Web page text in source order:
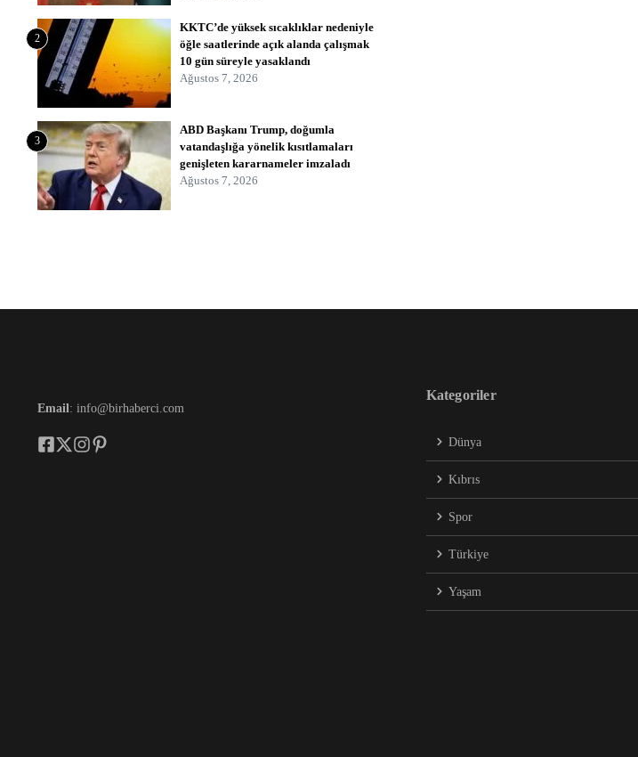
2
KKTC’de yüksek sıcaklıklar nedeniyle
öğle saatlerinde açık alanda çalışmak
10 gün süreyle yasaklandı
Ağustos 7, 2026
3
ABD Başkanı Trump, doğumla
vatandaşlığa yönelik kısıtlamaları
genişleten kararnameler imzaladı
Ağustos 7, 2026
Email : info@birhaberci.com
Kategoriler
Dünya
Kıbrıs
Spor
Türkiye
Yaşam